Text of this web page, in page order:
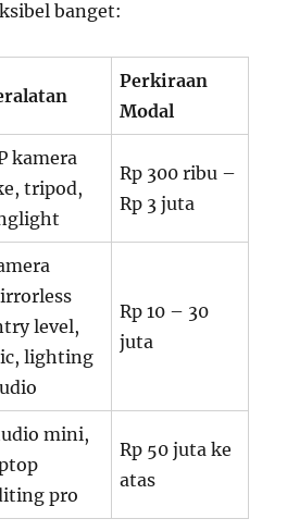
banget:
Perkiraan
Modal
kamera
tripod,
Rp 300 ribu –
Rp 3 juta
level,
lighting
Rp 10 – 30
juta
mini,
pro
Rp 50 juta ke
atas